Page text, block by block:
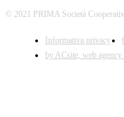
© 2021 PRIMA Società
Informativa privacy
by ACsite, web